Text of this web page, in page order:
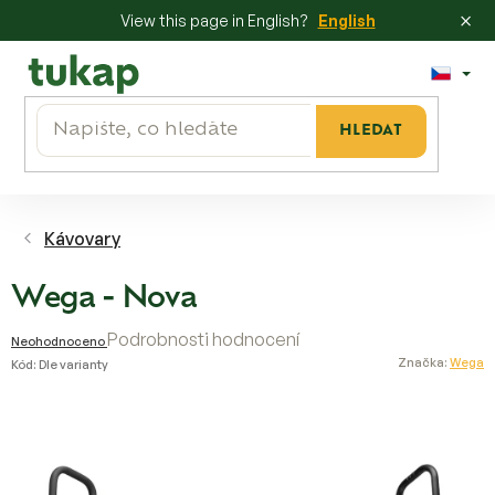
View this page in English? English ×
obsah
HLEDAT
Kávovary
Wega - Nova
Průměrné
hodnocení
Neohodnoceno Podrobnosti hodnocení
Značka: Wega
Kód: Dle varianty